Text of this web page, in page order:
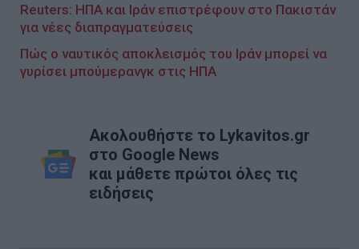
Reuters: ΗΠΑ και Ιράν επιστρέφουν στο Πακιστάν
για νέες διαπραγματεύσεις
Πώς ο ναυτικός αποκλεισμός του Ιράν μπορεί να
γυρίσει μπούμερανγκ στις ΗΠΑ
Ακολουθήστε το Lykavitos.gr
στο Google News
και μάθετε πρώτοι όλες τις
ειδήσεις